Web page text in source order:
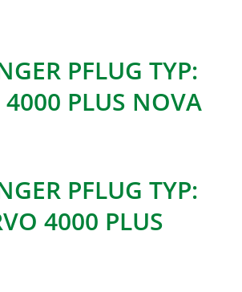
PFLUG TYP:
4000 PLUS NOVA
PFLUG TYP:
4000 PLUS